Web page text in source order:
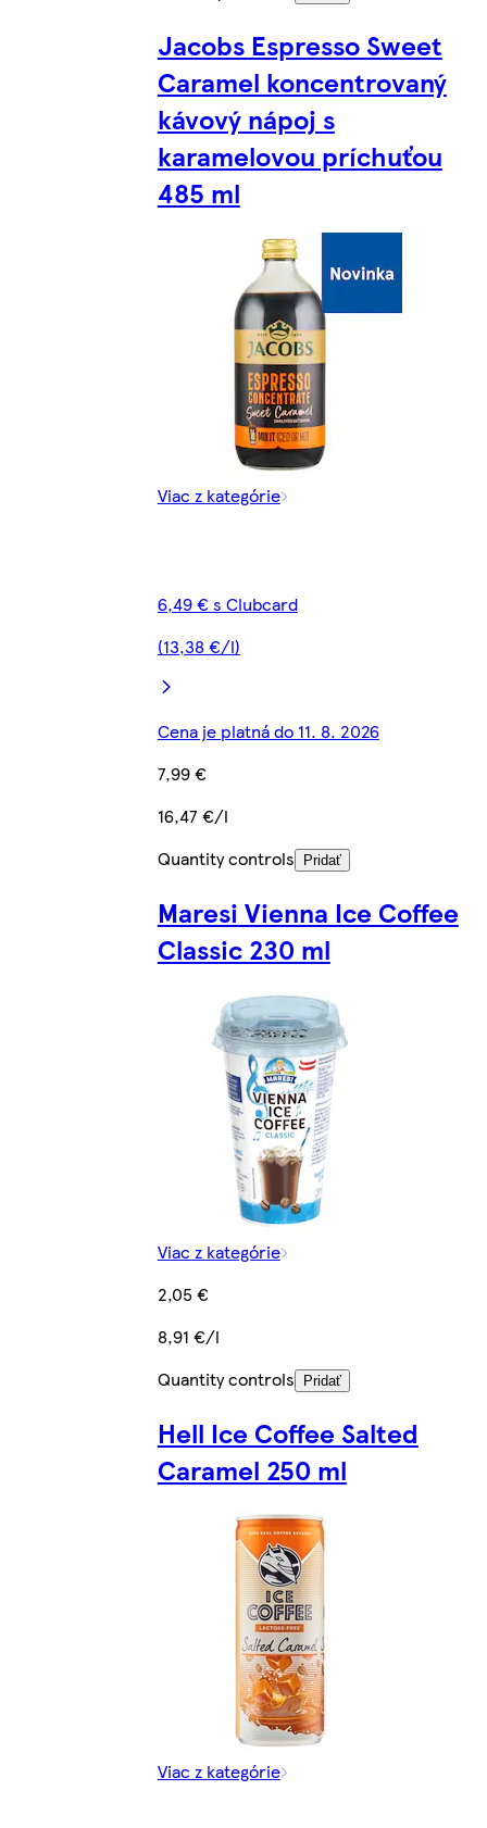
Jacobs Espresso Sweet
Caramel koncentrovaný
kávový nápoj s
karamelovou príchuťou
485 ml
Viac z kategórie
6,49 € s Clubcard
(13,38 €/l)
Cena je platná do 11. 8. 2026
7,99 €
16,47 €/l
Quantity controls
Pridať
Maresi Vienna Ice Coffee
Classic 230 ml
Viac z kategórie
2,05 €
8,91 €/l
Quantity controls
Pridať
Hell Ice Coffee Salted
Caramel 250 ml
Viac z kategórie